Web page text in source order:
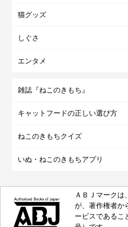
猫グッズ
しぐさ
エンタメ
雑誌『ねこのきもち』
キャットフードの正しい選び方
ねこのきもちクイズ
いぬ・ねこのきもちアプリ
ＡＢＪマークは
が、著作権者か
ービスであるこ